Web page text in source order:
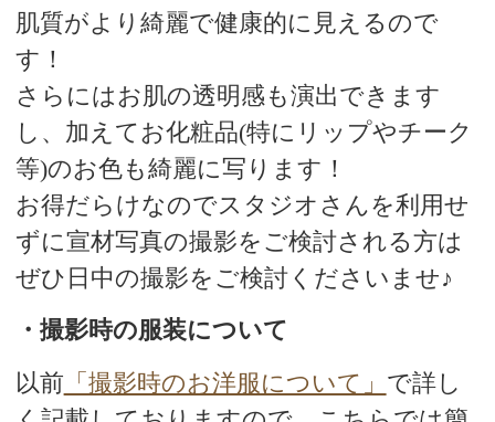
肌質がより綺麗で健康的に見えるので
す！
さらにはお肌の透明感も演出できます
し、加えてお化粧品(特にリップやチーク
等)のお色も綺麗に写ります！
お得だらけなのでスタジオさんを利用せ
ずに宣材写真の撮影をご検討される方は
ぜひ日中の撮影をご検討くださいませ♪
・撮影時の服装について
以前 「撮影時のお洋服について」 で詳し